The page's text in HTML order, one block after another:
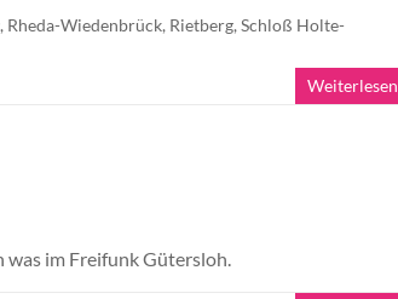
, Rheda-Wiedenbrück, Rietberg, Schloß Holte-
Weiterlesen
was im Freifunk Gütersloh.